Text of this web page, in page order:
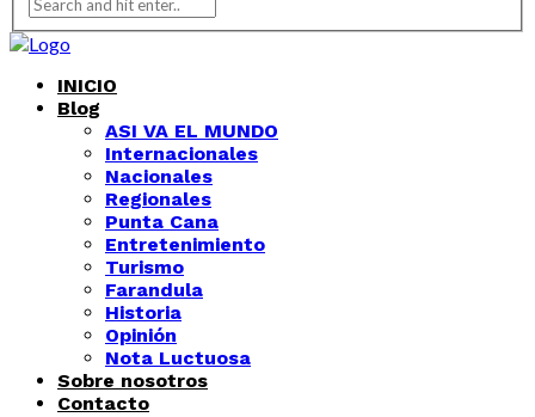
INICIO
Blog
ASI VA EL MUNDO
Internacionales
Nacionales
Regionales
Punta Cana
Entretenimiento
Turismo
Farandula
Historia
Opinión
Nota Luctuosa
Sobre nosotros
Contacto